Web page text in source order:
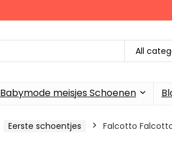
All
Babymode meisjes Schoenen
Eerste schoentjes Falcotto